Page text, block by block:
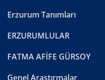
Erzurum Tanımları
ERZURUMLULAR
FATMA AFİFE GÜRSOY
Genel Araştırmalar